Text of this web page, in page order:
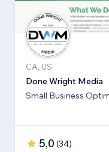
CA, US
Done Wright Media
Small Business
5,0 (34)